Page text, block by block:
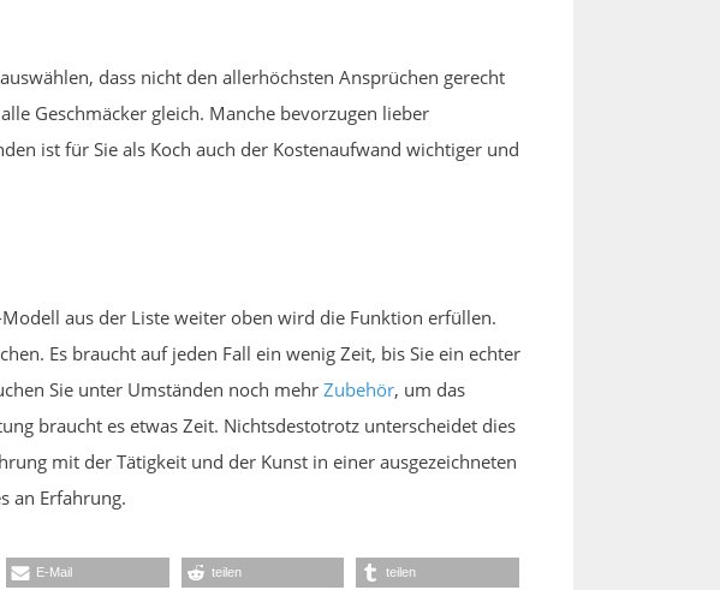
dass nicht den allerhöchsten Ansprüchen gerecht
Geschmäcker gleich. Manche bevorzugen lieber
ist für Sie als Koch auch der Kostenaufwand wichtiger und
aus der Liste weiter oben wird die Funktion erfüllen.
Es braucht auf jeden Fall ein wenig Zeit, bis Sie ein echter
Sie unter Umständen noch mehr Zubehör, um das
braucht es etwas Zeit. Nichtsdestotrotz unterscheidet dies
mit der Tätigkeit und der Kunst in einer ausgezeichneten
an Erfahrung.
E-Mail teilen teilen